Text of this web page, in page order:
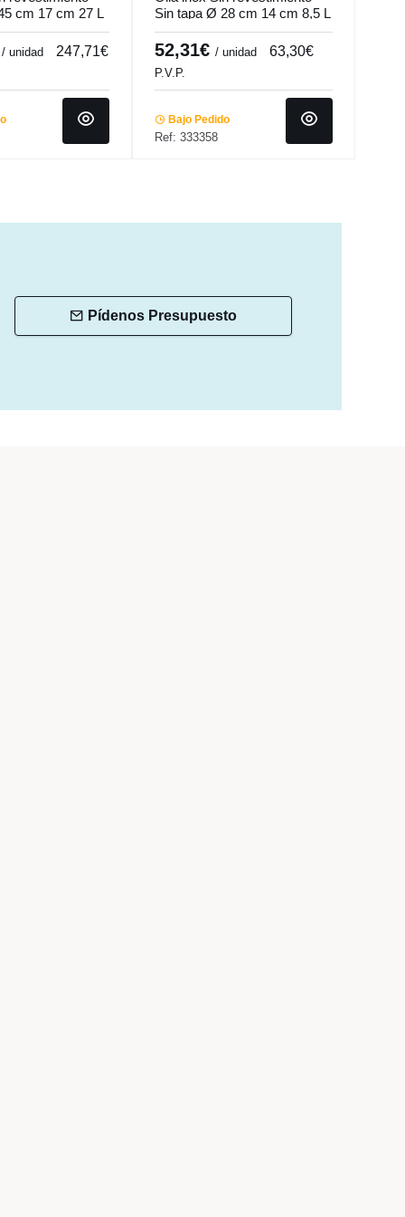
cm 17 cm 27 L
/ unidad 247,71€
Sin tapa Ø 28 cm 14 cm 8,5 L
Ecoplus Pro.cooker
52,31€/ unidad 63,30€
P.V.P.
Bajo Pedido
Ref: 333358
Pídenos Presupuesto